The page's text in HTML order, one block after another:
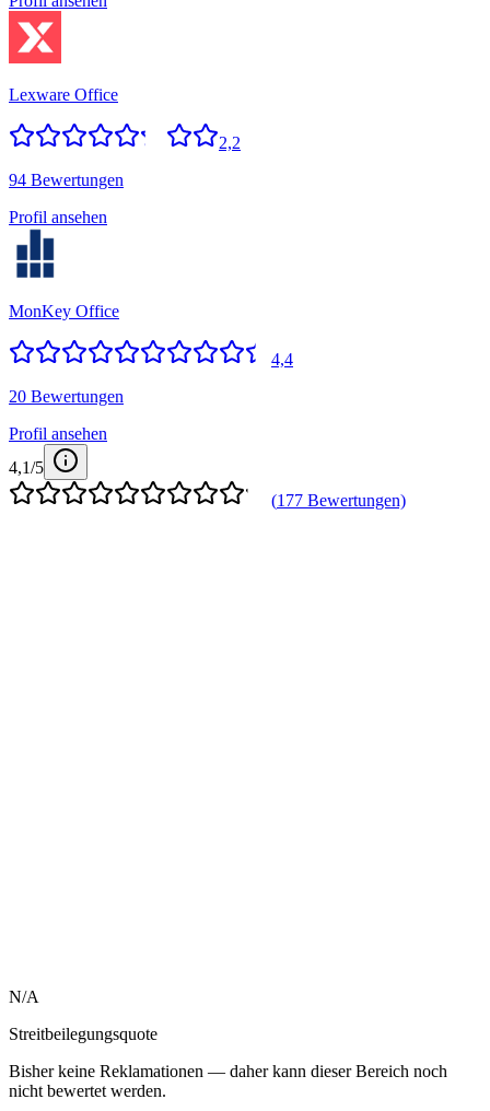
Lexware Office
2,2
94 Bewertungen
Profil ansehen
MonKey Office
4,4
20 Bewertungen
Profil ansehen
4,1/5
(177 Bewertungen)
N/A
Streitbeilegungsquote
Bisher keine Reklamationen — daher kann dieser Bereich noch
nicht bewertet werden.